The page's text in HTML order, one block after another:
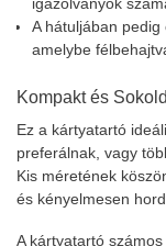
A hátuljában
amelybe
Kompakt és
Ez a kártyatartó
preferálnak, vagy
Kis méretének
és kényelmesen
A kártyatartó